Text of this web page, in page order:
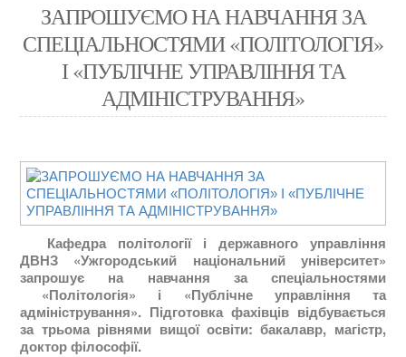
ЗАПРОШУЄМО НА НАВЧАННЯ ЗА
СПЕЦІАЛЬНОСТЯМИ «ПОЛІТОЛОГІЯ»
І «ПУБЛІЧНЕ УПРАВЛІННЯ ТА
АДМІНІСТРУВАННЯ»
Кафедра політології і державного управління
ДВНЗ «Ужгородський національний університет»
запрошує на навчання за спеціальностями
«Політологія» і «Публічне управління та
адміністрування». Підготовка фахівців відбувається
за трьома рівнями вищої освіти: бакалавр, магістр,
доктор філософії.